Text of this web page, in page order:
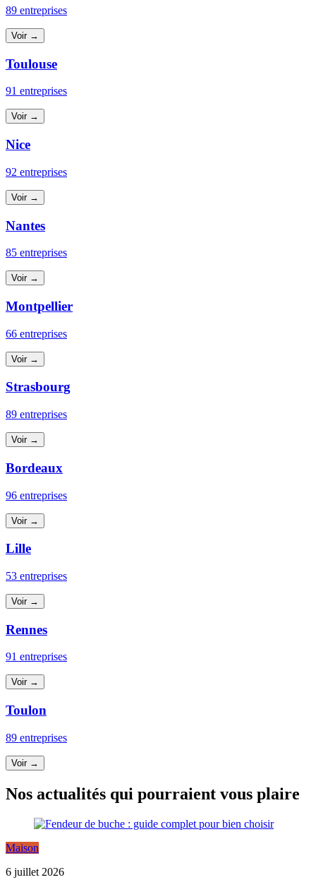
89 entreprises
Voir →
Toulouse
91 entreprises
Voir →
Nice
92 entreprises
Voir →
Nantes
85 entreprises
Voir →
Montpellier
66 entreprises
Voir →
Strasbourg
89 entreprises
Voir →
Bordeaux
96 entreprises
Voir →
Lille
53 entreprises
Voir →
Rennes
91 entreprises
Voir →
Toulon
89 entreprises
Voir →
Nos actualités qui pourraient vous plaire
Maison
6 juillet 2026